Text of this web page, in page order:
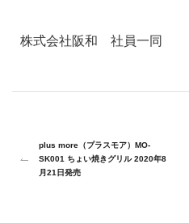
株式会社阪和 社員一同
plus more（プラスモア）MO-
SK001 ちょい焼きグリル 2020年8
月21日発売